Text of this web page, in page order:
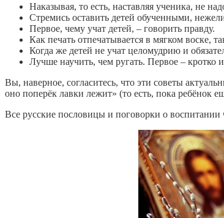
Наказывая, то есть, наставляя ученика, не
Стремись оставить детей обученными,
Первое, чему учат детей, – говорить правду.
Как печать отпечатывается в мягком воске,
Когда же детей не учат целомудрию и
Лучше научить, чем ругать. Первое – кротко
Вы, наверное, согласитесь, что эти советы
оно поперёк лавки лежит» (то есть, пока ребёнок
Все русские пословицы и поговорки о воспитании